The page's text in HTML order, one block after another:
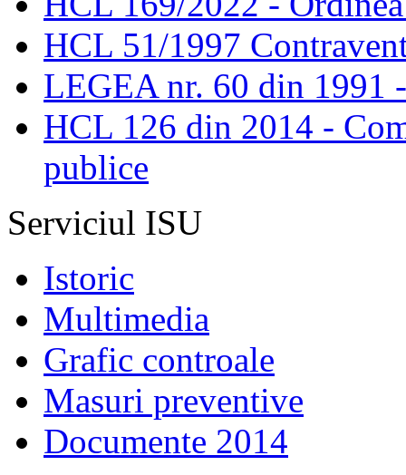
HCL 51/1997
LEGEA nr. 60 din 1991
HCL 126 din 2014 -
publice
Serviciul ISU
Istoric
Multimedia
Grafic controale
Masuri preventive
Documente 2014